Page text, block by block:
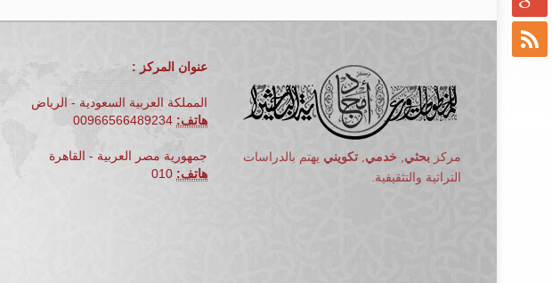
مركز بحثي خدمي تكويني يهتم بالدراسات
التراثية والتثقيفية.
عنوان المركز :
المملكة العربية السعودية - الرياض
هاتف:
جمهورية مصر العربية - القاهرة
هاتف: